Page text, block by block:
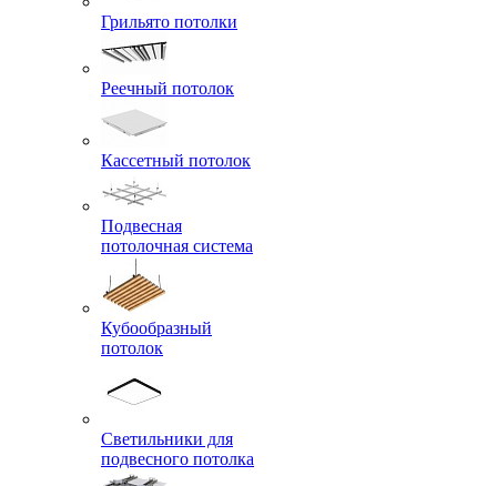
Грильято потолки
Реечный потолок
Кассетный потолок
Подвесная
потолочная система
Кубообразный
потолок
Светильники для
подвесного потолка